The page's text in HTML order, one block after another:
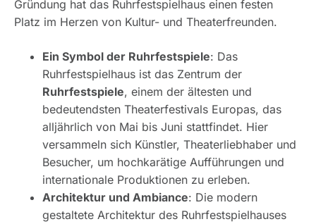
Gründung hat das Ruhrfestspielhaus einen festen
Platz im Herzen von Kultur- und Theaterfreunden.
Ein Symbol der Ruhrfestspiele: Das
Ruhrfestspielhaus ist das Zentrum der
Ruhrfestspiele, einem der ältesten und
bedeutendsten Theaterfestivals Europas, das
alljährlich von Mai bis Juni stattfindet. Hier
versammeln sich Künstler, Theaterliebhaber und
Besucher, um hochkarätige Aufführungen und
internationale Produktionen zu erleben.
Architektur und Ambiance: Die modern
gestaltete Architektur des Ruhrfestspielhauses